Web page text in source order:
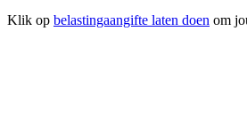
Klik op belastingaangifte laten doen om